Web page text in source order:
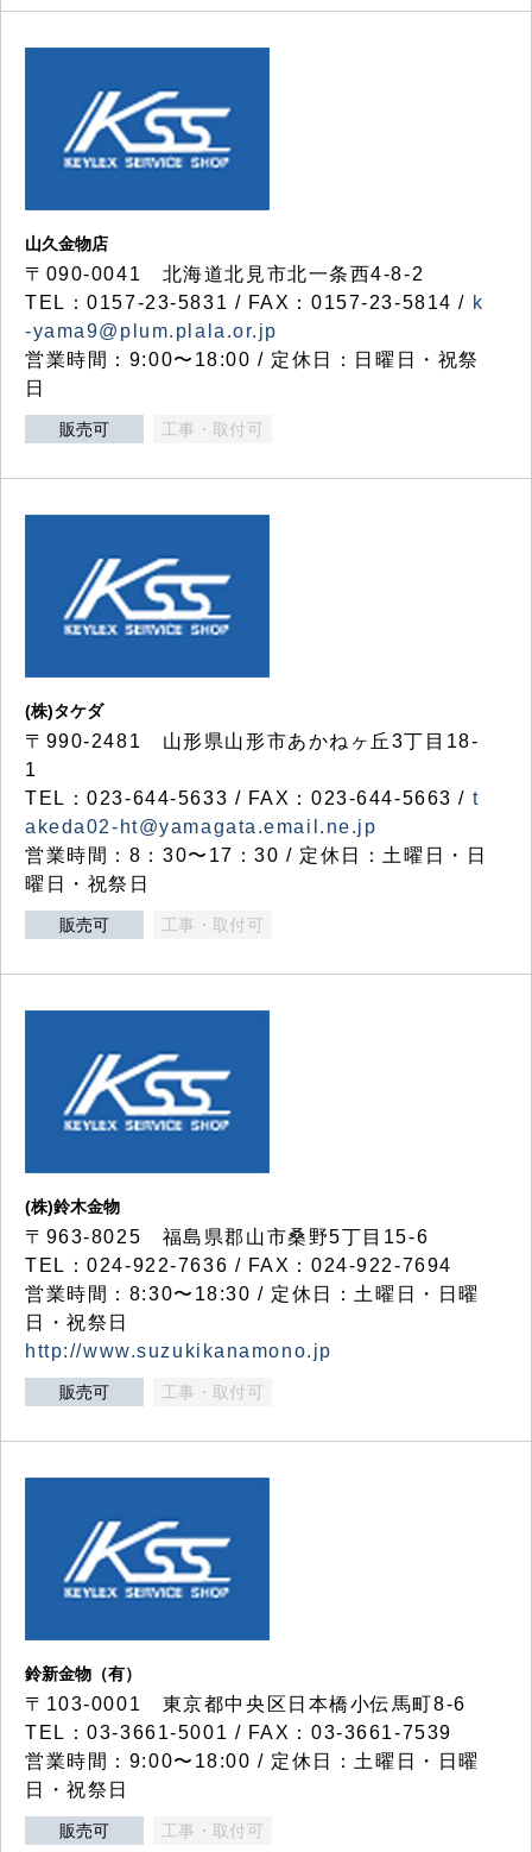
山久金物店
〒090-0041 北海道北見市北一条西4-8-2
TEL：0157-23-5831 / FAX：0157-23-5814 / k
-yama9@plum.plala.or.jp
営業時間：9:00〜18:00 / 定休日：日曜日・祝祭
日
販売可 工事・取付可
(株)タケダ
〒990-2481 山形県山形市あかねヶ丘3丁目18-
1
TEL：023-644-5633 / FAX：023-644-5663 / t
akeda02-ht@yamagata.email.ne.jp
営業時間：8：30〜17：30 / 定休日：土曜日・日
曜日・祝祭日
販売可 工事・取付可
(株)鈴木金物
〒963-8025 福島県郡山市桑野5丁目15-6
TEL：024-922-7636 / FAX：024-922-7694
営業時間：8:30〜18:30 / 定休日：土曜日・日曜
日・祝祭日
http://www.suzukikanamono.jp
販売可 工事・取付可
鈴新金物（有）
〒103-0001 東京都中央区日本橋小伝馬町8-6
TEL：03-3661-5001 / FAX：03-3661-7539
営業時間：9:00〜18:00 / 定休日：土曜日・日曜
日・祝祭日
販売可 工事・取付可